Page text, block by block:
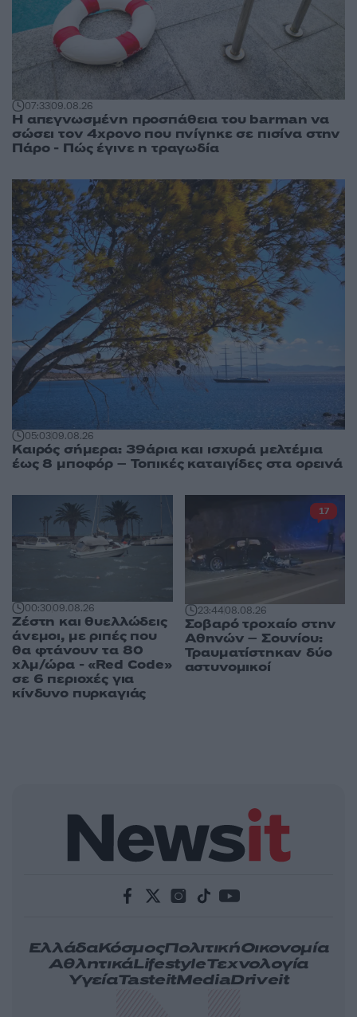
07:3309.08.26
Η απεγνωσμένη προσπάθεια του barman να
σώσει τον 4χρονο που πνίγηκε σε πισίνα στην
Πάρο - Πώς έγινε η τραγωδία
05:0309.08.26
Καιρός σήμερα: 39άρια και ισχυρά μελτέμια
έως 8 μποφόρ – Τοπικές καταιγίδες στα ορεινά
00:3009.08.26
Ζέστη και θυελλώδεις
άνεμοι, με ριπές που
θα φτάνουν τα 80
χλμ/ώρα - «Red Code»
σε 6 περιοχές για
κίνδυνο πυρκαγιάς
23:4408.08.26
Σοβαρό τροχαίο στην
Αθηνών – Σουνίου:
Τραυματίστηκαν δύο
αστυνομικοί
17
ΕλλάδαΚόσμοςΠολιτικήΟικονομία
ΑθλητικάLifestyleΤεχνολογία
ΥγείαTasteitMediaDriveit